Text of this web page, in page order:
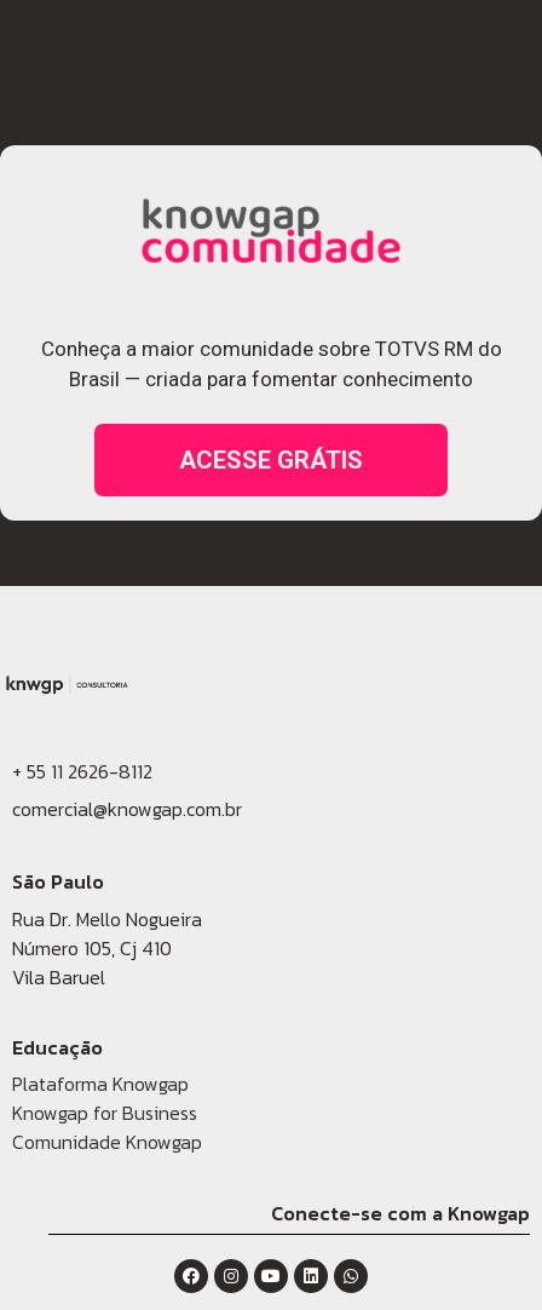
Conheça a maior comunidade sobre TOTVS RM do
Brasil — criada para fomentar conhecimento
ACESSE GRÁTIS
+ 55 11 2626-8112
comercial@knowgap.com.br
São Paulo
Rua Dr. Mello Nogueira
Número 105, Cj 410
Vila Baruel
Educação
Plataforma Knowgap
Knowgap for Business
Comunidade Knowgap
Conecte-se com a Knowgap